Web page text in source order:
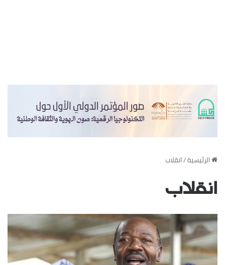
‏الرئيسية/انقلاب
انقلاب